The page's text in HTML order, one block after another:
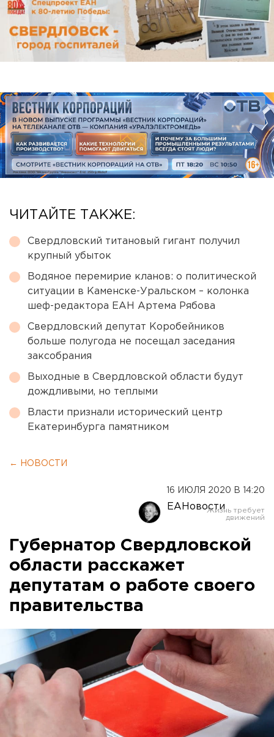
ЧИТАЙТЕ ТАКЖЕ:
Свердловский титановый гигант получил
крупный убыток
Водяное перемирие кланов: о политической
ситуации в Каменске-Уральском – колонка
шеф-редактора ЕАН Артема Рябова
Свердловский депутат Коробейников
больше полугода не посещал заседания
заксобрания
Выходные в Свердловской области будут
дождливыми, но теплыми
Власти признали исторический центр
Екатеринбурга памятником
← НОВОСТИ
16 ИЮЛЯ 2020 В 14:20
ЕАНовости
Губернатор Свердловской
области расскажет
депутатам о работе своего
правительства